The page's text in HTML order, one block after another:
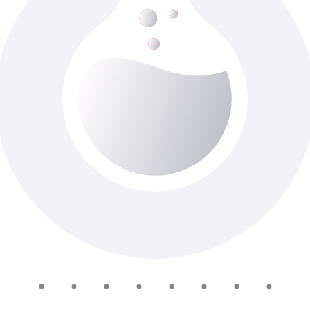
Плацентарный фактор роста (PLGF) Р